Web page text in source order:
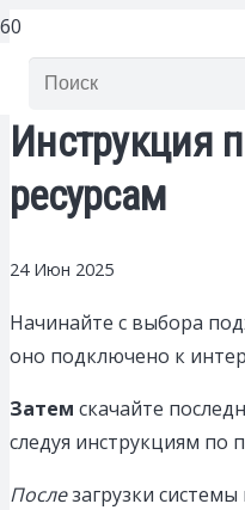
Инструкция
ресурсам
24 Июн 2025
Начинайте с выбора
оно подключено к
Затем скачайте
следуя инструкциям по
Послезагрузки